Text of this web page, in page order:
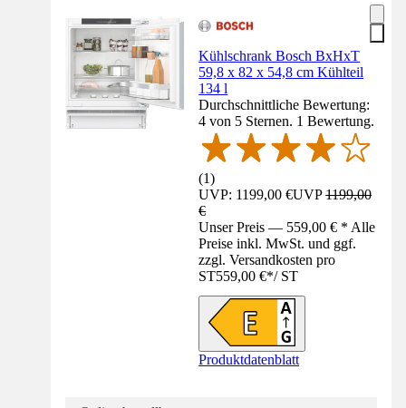
Kühlschrank Bosch BxHxT
59,8 x 82 x 54,8 cm Kühlteil
134 l
Durchschnittliche Bewertung:
4 von 5 Sternen. 1 Bewertung.
(1)
UVP: 1199,00 €UVP1199,00
€
Unser Preis — 559,00 € * Alle
Preise inkl. MwSt. und ggf.
zzgl. Versandkosten pro
ST559,00 €*/ ST
Produktdatenblatt